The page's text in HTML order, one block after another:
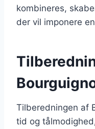
kombineres,
der vil imponere
Tilberedningen af
tid og